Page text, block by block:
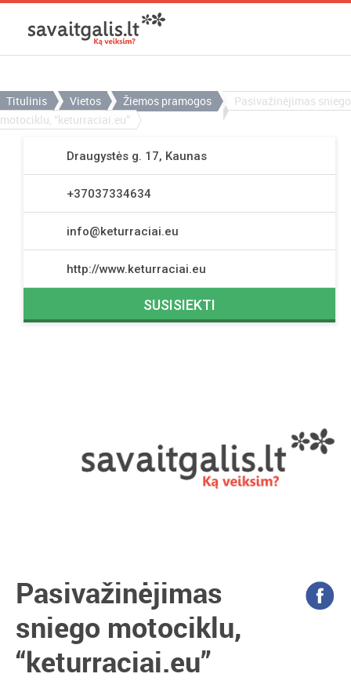
Titulinis Vietos Žiemos pramogos
Pasivažinėjimas sniego
motociklu, “keturraciai.eu”
Pasivažinėjimas
sniego motociklu,
“keturraciai.eu”
Draugystės g. 17, Kaunas
+37037334634
info@keturraciai.eu
http://www.keturraciai.eu
SUSISIEKTI